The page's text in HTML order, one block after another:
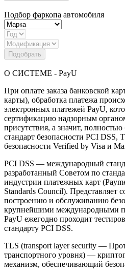
Подбор фаркопа автомобиля
Подобрать
О СИСТЕМЕ - PayU
При оплате заказа банковской
карты), обработка платежа
электронных платежей PayU,
сертификацию надзорным
присутствия, а значит,
стандарт безопасности PCI
безопасности Verified by Visa и
PCI DSS — международный
разработанный Советом по
индустрии платежных карт
Standards Council). Представляет
построению и обслуживанию
крупнейшими международными
PayU ежегодно проходит
стандарту PCI DSS.
TLS (transport layer security —
транспортного уровня) —
механизм, обеспечивающий